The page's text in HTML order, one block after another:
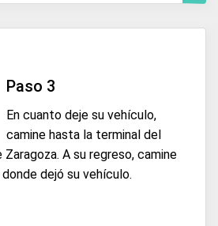
Paso 3
En cuanto deje su vehículo,
camine hasta la terminal del
A su regreso, camine
dejó su vehículo.